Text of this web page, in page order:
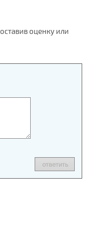
оценку или